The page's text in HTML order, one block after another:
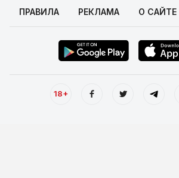
ПРАВИЛА РЕКЛАМА О САЙТЕ
18+